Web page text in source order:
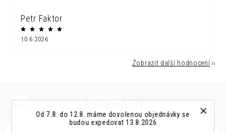
Od 7.8. do 12.8. máme dovolenou objednávky se
budou expedovat 13.8.2026
Petr Faktor
10.6.2026
Zobrazit další hodnocení
Podobné (3)